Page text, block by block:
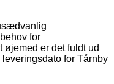
for
er det fuldt ud
for Tårnby